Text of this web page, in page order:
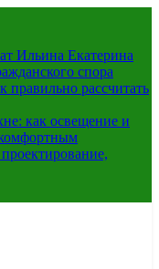
Ильина Екатерина
спора
правильно рассчитать
как освещение и